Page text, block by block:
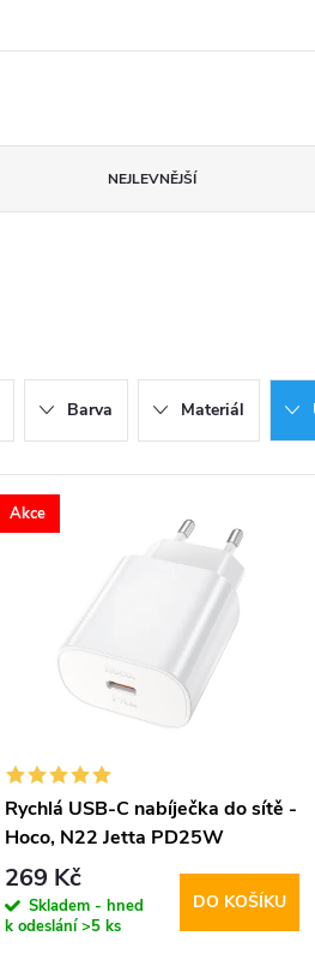
NEJLEVNĚJŠÍ
Barva Materiál
Akce
Rychlá USB-C nabíječka do sítě -
Hoco, N22 Jetta PD25W
269 Kč
Skladem - hned
k odeslání>5 ks
DO KOŠÍKU